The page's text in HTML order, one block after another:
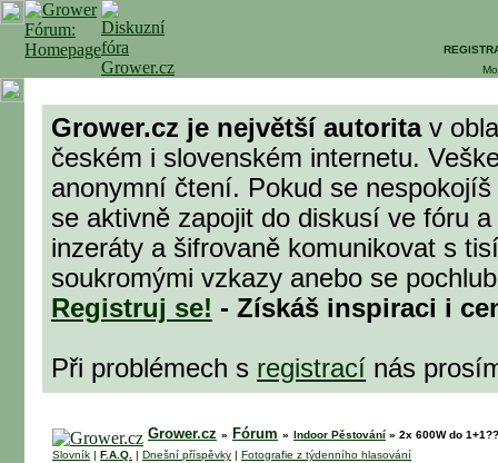
Grower.cz je největší autoritav
českém i slovenském internetu.
anonymní čtení. Pokud se
se aktivně zapojit do diskusí ve fóru
inzeráty a šifrovaně komunikovat s
soukromými vzkazy anebo se
Registruj se! - Získáš inspiraci i
Při problémech s registrací nás
Grower.cz » Fórum » Indoor Pěstování » 2x 600W do
Slovník | F.A.Q. | Dnešní příspěvky | Fotografie z týdenního hlasování